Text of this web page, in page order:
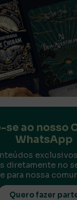
se ao nosso
WhatsApp
diretamente no
para nossa
Quero fazer